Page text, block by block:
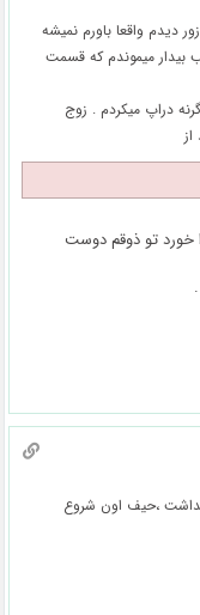
دیدم واقعا باورم نمیشه
میموندم که قسمت
دراپ میکردم . زوج
خورد تو ذوقم دوست
گفتن نداشت ،حیف اون شروع